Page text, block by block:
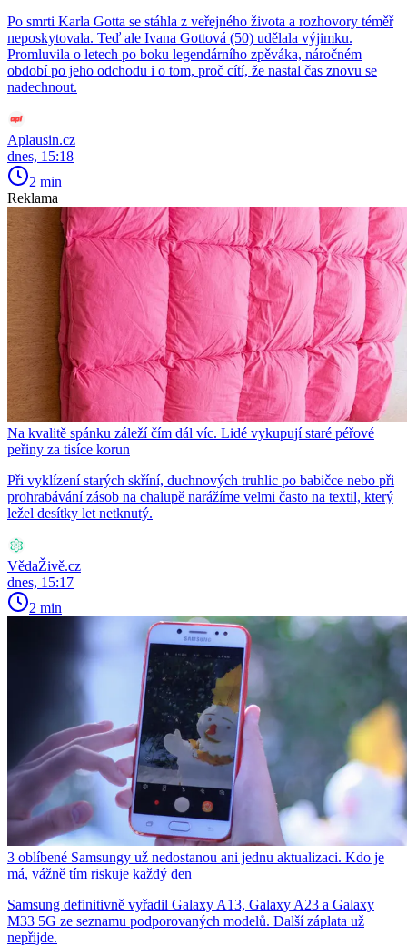
Po smrti Karla Gotta se stáhla z veřejného života a rozhovory téměř
neposkytovala. Teď ale Ivana Gottová (50) udělala výjimku.
Promluvila o letech po boku legendárního zpěváka, náročném
období po jeho odchodu i o tom, proč cítí, že nastal čas znovu se
nadechnout.
Aplausin.cz
dnes, 15:18
2 min
Reklama
Na kvalitě spánku záleží čím dál víc. Lidé vykupují staré péřové
peřiny za tisíce korun
Při vyklízení starých skříní, duchnových truhlic po babičce nebo při
prohrabávání zásob na chalupě narážíme velmi často na textil, který
ležel desítky let netknutý.
VědaŽivě.cz
dnes, 15:17
2 min
3 oblíbené Samsungy už nedostanou ani jednu aktualizaci. Kdo je
má, vážně tím riskuje každý den
Samsung definitivně vyřadil Galaxy A13, Galaxy A23 a Galaxy
M33 5G ze seznamu podporovaných modelů. Další záplata už
nepřijde.